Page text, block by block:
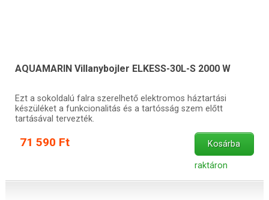
AQUAMARIN Villanybojler ELKESS-30L-S 2000 W
Ezt a sokoldalú falra szerelhető elektromos háztartási
készüléket a funkcionalitás és a tartósság szem előtt
tartásával tervezték.
71 590 Ft Kosárba
raktáron